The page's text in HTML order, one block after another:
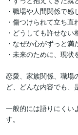
・職場や人間関係で感
・傷つけられて立ち直
・どうしても許せな
・なぜか心がずっと
・未来のために、現状
恋愛、家族関係、職場
ど、どんな内容でも、
一般的には語りにくい
す。